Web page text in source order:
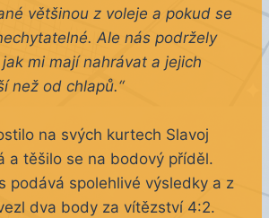
většinou z voleje a pokud se
Ale nás podržely
mi mají nahrávat a jejich
než od chlapů.“
na svých kurtech Slavoj
a těšilo se na bodový příděl.
podává spolehlivé výsledky a z
dva body za vítězství 4:2.